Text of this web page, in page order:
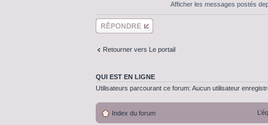
Afficher les messages postés
Répondre
Retourner vers Le portail
QUI EST EN LIGNE
Utilisateurs parcourant ce forum: Aucun utilisateur
Index du forum